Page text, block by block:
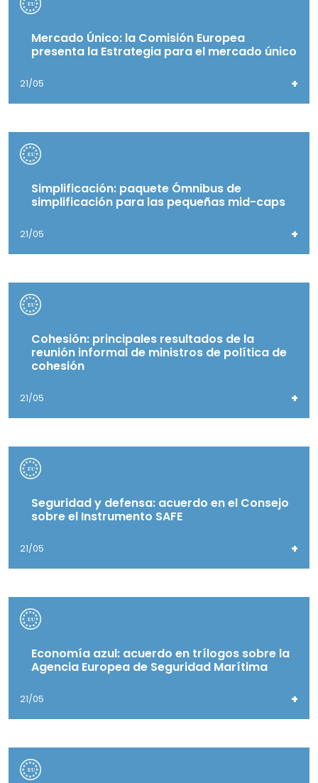
Mercado Único: la Comisión Europea
presenta la Estrategia para el mercado único
21/05 +
Simplificación: paquete Ómnibus de
simplificación para las pequeñas mid-caps
21/05 +
Cohesión: principales resultados de la
reunión informal de ministros de política de
cohesión
21/05 +
Seguridad y defensa: acuerdo en el Consejo
sobre el Instrumento SAFE
21/05 +
Economía azul: acuerdo en trílogos sobre la
Agencia Europea de Seguridad Marítima
21/05 +